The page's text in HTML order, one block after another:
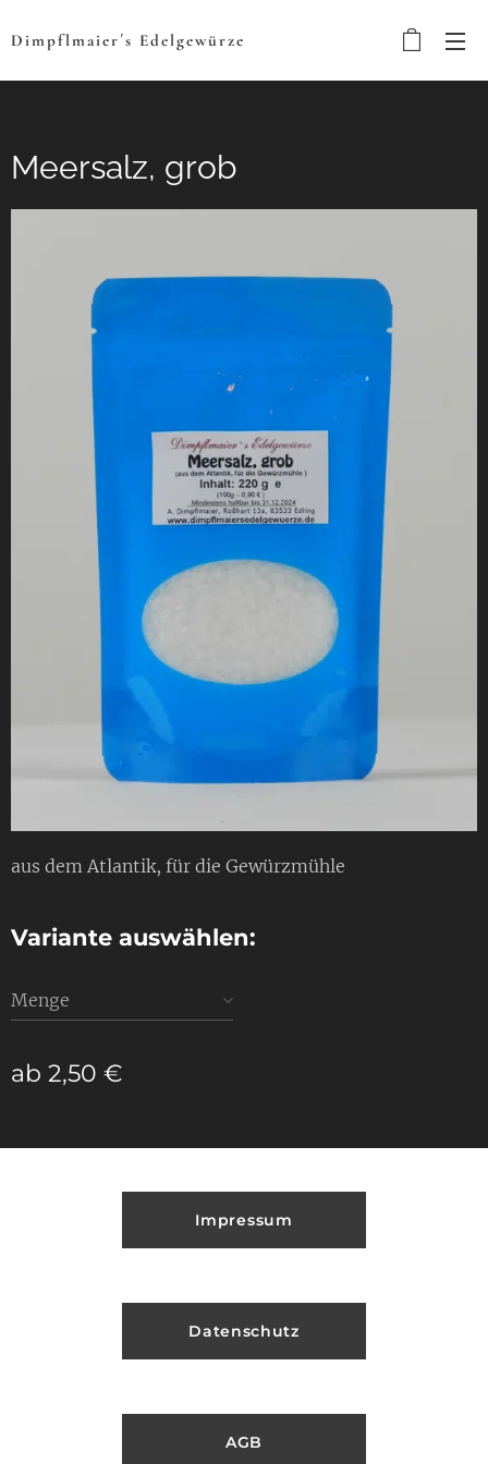
Dimpflmaier´s Edelgewürze
Meersalz, grob
aus dem Atlantik, für die Gewürzmühle
Variante auswählen:
Menge
ab 2,50 €
Impressum
Datenschutz
AGB